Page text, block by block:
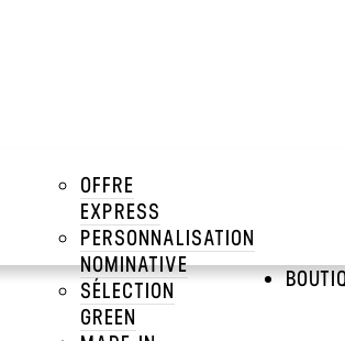
OFFRE
EXPRESS
PERSONNALISATION
NOMINATIVE
SÉLECTION
GREEN
Trier par :